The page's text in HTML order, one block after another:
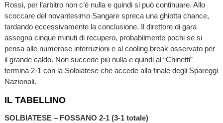
Rossi, per l’arbitro non c’è nulla e quindi si può continuare. Allo
scoccare del novantesimo Sangare spreca una ghiotta chance,
tardando eccessivamente la conclusione. Il direttore di gara
assegna cinque minuti di recupero, probabilmente pochi se si
pensa alle numerose interruzioni e al cooling break osservato per
il grande caldo. Non succede più nulla e quindi al “Chinetti”
termina 2-1 con la Solbiatese che accede alla finale degli Spareggi
Nazionali.
IL TABELLINO
SOLBIATESE – FOSSANO 2-1 (3-1 totale)